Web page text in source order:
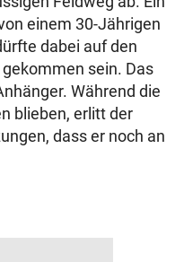
einem 30-Jährigen
dabei auf den
sein. Das
Während die
blieben, erlitt der
dass er noch an